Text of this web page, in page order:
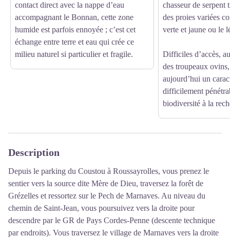
contact direct avec la nappe d’eau
accompagnant le Bonnan, cette zone
humide est parfois ennoyée ; c’est cet
échange entre terre et eau qui crée ce
milieu naturel si particulier et fragile.
chasseur de serpent
des proies variées
verte et jaune ou le
Difficiles d’accès,
des troupeaux
aujourd’hui un
difficilement
biodiversité à la
Description
Depuis le parking du Coustou à Roussayrolles, vous prenez le
sentier vers la source dite Mère de Dieu, traversez la forêt de
Grézelles et ressortez sur le Pech de Marnaves. Au niveau du
chemin de Saint-Jean, vous poursuivez vers la droite pour
descendre par le GR de Pays Cordes-Penne (descente technique
par endroits). Vous traversez le village de Marnaves vers la droite